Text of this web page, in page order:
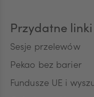
Przydatne linki
Sesje przelewów
Pekao bez barier
Fundusze UE i